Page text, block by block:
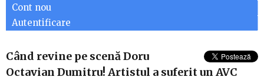
Cont nou
Autentificare
Când revine pe scenă Doru
Octavian Dumitru! Artistul a suferit un AVC